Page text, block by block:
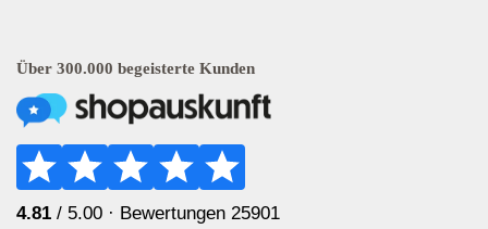
Über 300.000 begeisterte Kunden
4.81 / 5.00 · Bewertungen 25901